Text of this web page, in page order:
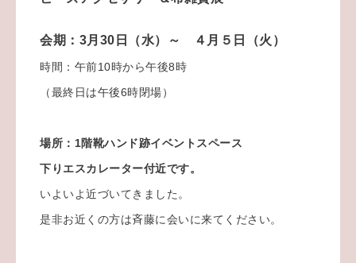
会期：3月30日（水）～ ４月５日（火）
時間：午前10時から午後8時
（最終日は午後6時閉場）
場所：1階靴ハンド跡イベントスペース
下りエスカレーター付近です。
いよいよ近づいてきました。
是非お近くの方は斉藤に会いに来てください。